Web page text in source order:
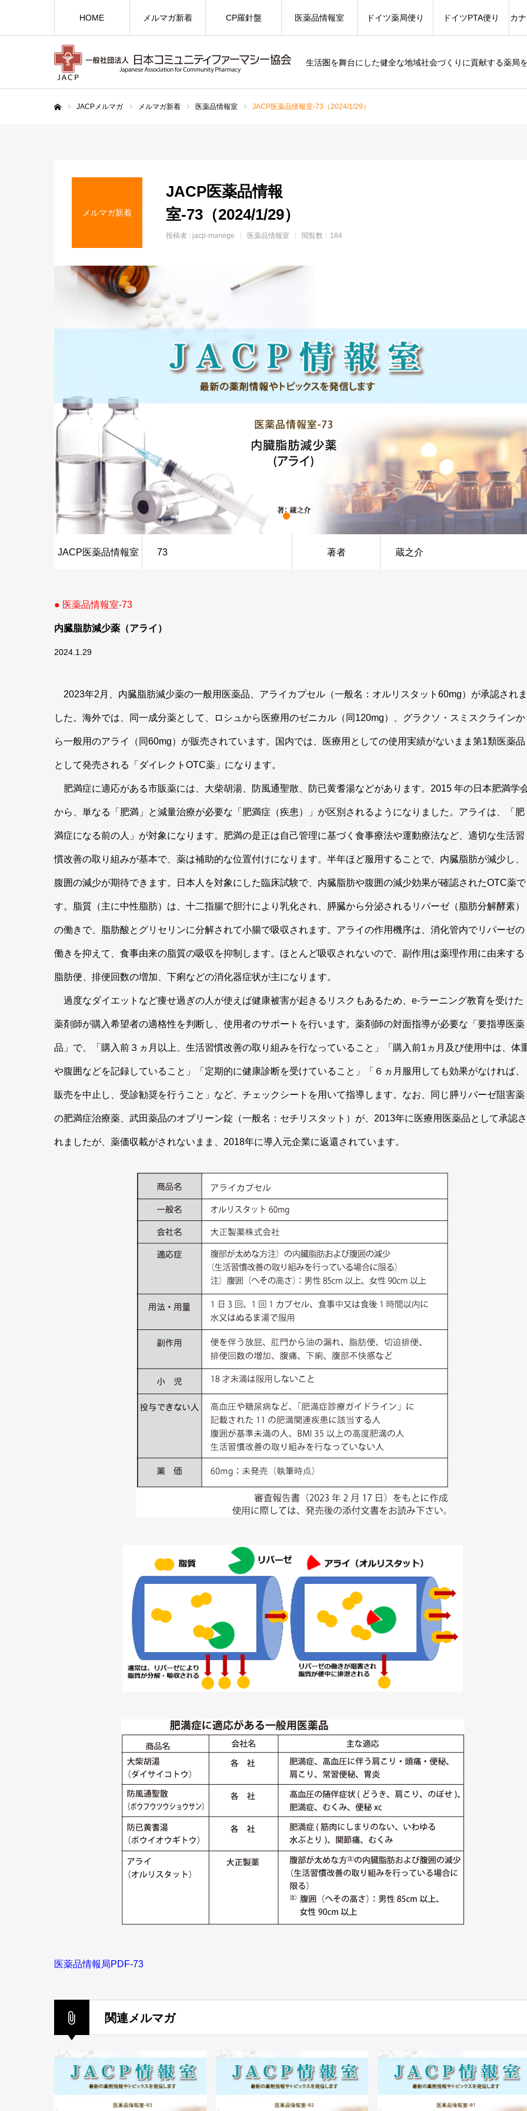
生活圏を舞台にした健全な地域社会づくりに貢献する薬局
HOME メルマガ新着 CP羅針盤 医薬品情報室 ドイツ薬局便り ドイツPTA便り カ
JACPメルマガ メルマガ新着 医薬品情報室 JACP医薬品情報室-73（2024/1/29）
メルマガ新着
JACP医薬品情報
室-73（2024/1/29）
投稿者 : jacp-manege 医薬品情報室 閲覧数：184
JACP医薬品情報室 73 著者 蔵之介
● 医薬品情報室-73
内臓脂肪減少薬（アライ）
2024.1.29
2023年2月、内臓脂肪減少薬の一般用医薬品、アライカプセル（一般名：オルリスタット60mg）が承認されま
した。海外では、同一成分薬として、ロシュから医療用のゼニカル（同120mg）、グラクソ・スミスクラインか
ら一般用のアライ（同60mg）が販売されています。国内では、医療用としての使用実績がないまま第1類医薬品
として発売される「ダイレクトOTC薬」になります。
肥満症に適応がある市販薬には、大柴胡湯、防風通聖散、防已黄耆湯などがあります。2015 年の日本肥満学
から、単なる「肥満」と減量治療が必要な「肥満症（疾患）」が区別されるようになりました。アライは、「肥
満症になる前の人」が対象になります。肥満の是正は自己管理に基づく食事療法や運動療法など、適切な生活習
慣改善の取り組みが基本で、薬は補助的な位置付けになります。半年ほど服用することで、内臓脂肪が減少し、
腹囲の減少が期待できます。日本人を対象にした臨床試験で、内臓脂肪や腹囲の減少効果が確認されたOTC薬で
す。脂質（主に中性脂肪）は、十二指腸で胆汁により乳化され、膵臓から分泌されるリパーゼ（脂肪分解酵素）
の働きで、脂肪酸とグリセリンに分解されて小腸で吸収されます。アライの作用機序は、消化管内でリパーゼの
働きを抑えて、食事由来の脂質の吸収を抑制します。ほとんど吸収されないので、副作用は薬理作用に由来する
脂肪便、排便回数の増加、下痢などの消化器症状が主になります。
過度なダイエットなど痩せ過ぎの人が使えば健康被害が起きるリスクもあるため、e-ラーニング教育を受けた
薬剤師が購入希望者の適格性を判断し、使用者のサポートを行います。薬剤師の対面指導が必要な「要指導医薬
品」で、「購入前３ヵ月以上、生活習慣改善の取り組みを行なっていること」「購入前1ヵ月及び使用中は、体
や腹囲などを記録していること」「定期的に健康診断を受けていること」「６ヵ月服用しても効果がなければ、
販売を中止し、受診勧奨を行うこと」など、チェックシートを用いて指導します。なお、同じ膵リパーゼ阻害薬
の肥満症治療薬、武田薬品のオブリーン錠（一般名：セチリスタット）が、2013年に医療用医薬品として承認さ
れましたが、薬価収載がされないまま、2018年に導入元企業に返還されています。
医薬品情報局PDF-73
関連メルマガ